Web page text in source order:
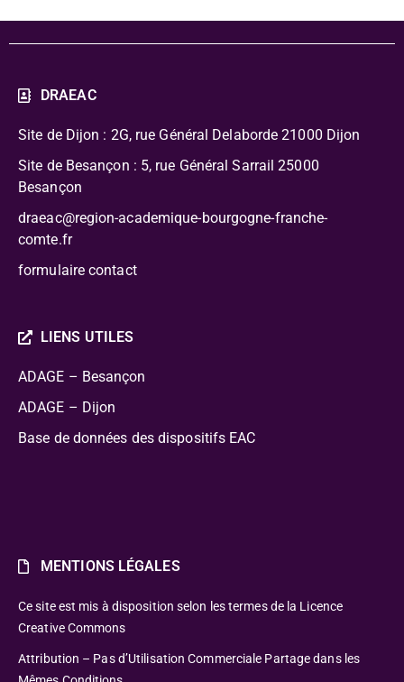
DRAEAC
Site de Dijon : 2G, rue Général Delaborde 21000 Dijon
Site de Besançon : 5, rue Général Sarrail 25000
Besançon
draeac@region-academique-bourgogne-franche-
comte.fr
formulaire contact
LIENS UTILES
ADAGE – Besançon
ADAGE – Dijon
Base de données des dispositifs EAC
MENTIONS LÉGALES
Ce site est mis à disposition selon les termes de la Licence
Creative Commons
Attribution – Pas d’Utilisation Commerciale Partage dans les